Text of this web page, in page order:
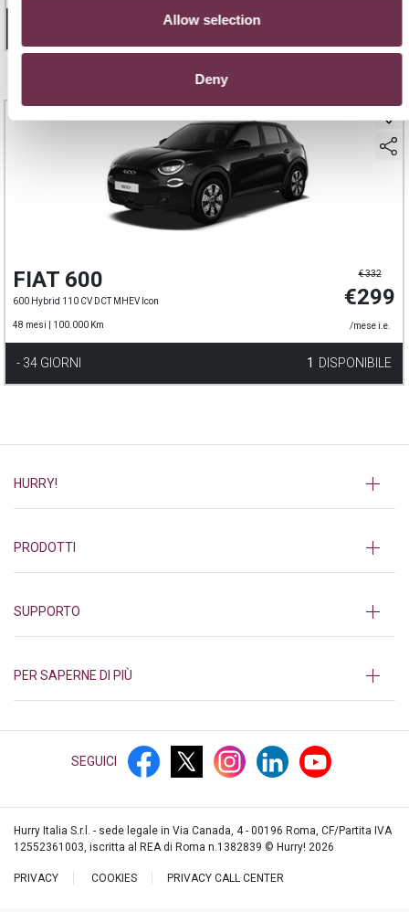
Allow selection
Deny
€ 332
€299
/mese i.e.
FIAT 600
600 Hybrid 110 CV DCT MHEV Icon
48 mesi | 100.000 Km
- 34 GIORNI 1 DISPONIBILE
HURRY!
PRODOTTI
SUPPORTO
PER SAPERNE DI PIÙ
SEGUICI
Hurry Italia S.r.l. - sede legale in Via Canada, 4 - 00196 Roma, CF/Partita IVA
12552361003, iscritta al REA di Roma n.1382839 © Hurry! 2026
PRIVACY COOKIES PRIVACY CALL CENTER